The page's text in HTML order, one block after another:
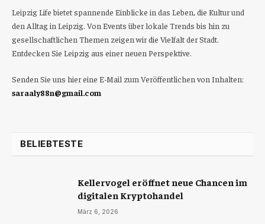
Leipzig Life bietet spannende Einblicke in das Leben, die Kultur und
den Alltag in Leipzig. Von Events über lokale Trends bis hin zu
gesellschaftlichen Themen zeigen wir die Vielfalt der Stadt.
Entdecken Sie Leipzig aus einer neuen Perspektive.
Senden Sie uns hier eine E-Mail zum Veröffentlichen von Inhalten:
saraaly88n@gmail.com
BELIEBTESTE
Kellervogel eröffnet neue Chancen im
digitalen Kryptohandel
März 6, 2026